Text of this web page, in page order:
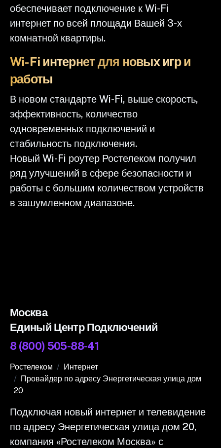
обеспечивает подключение к Wi-Fi
интернет по всей площади Вашей 3-х
комнатной квартиры.
Wi-Fi интернет для новых игр и
работы
В новом стандарте Wi-Fi, выше скорость,
эффективность, количество
одновременных подключений и
стабильность подключения.
Новый Wi-Fi роутер Ростелеком получил
ряд улучшений в сфере безопасности и
работы с большим количеством устройств
в зашумленном диапазоне.
Москва
Единый Центр Подключений
8 (800) 505-88-41
Ростелеком
Интернет
Провайдер по адресу Энергетическая улица дом
20
Подключая новый интернет и телевидение
по адресу Энергетическая улица дом 20,
компания «Ростелеком Москва» с